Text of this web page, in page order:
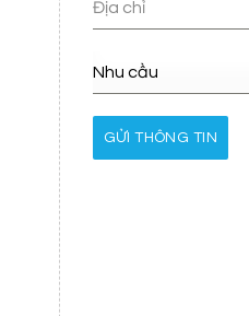
Địa chỉ
Nhu cầu
GỬI THÔNG TIN